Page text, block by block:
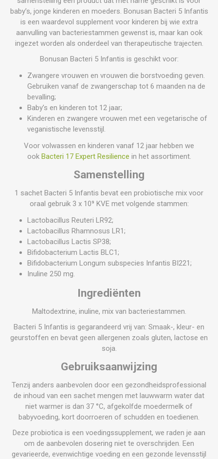
baby’s, jonge kinderen en moeders. Bonusan Bacteri 5 Infantis
is een waardevol supplement voor kinderen bij wie extra
aanvulling van bacteriestammen gewenst is, maar kan ook
ingezet worden als onderdeel van therapeutische trajecten.
Bonusan Bacteri 5 Infantis is geschikt voor:
Zwangere vrouwen en vrouwen die borstvoeding geven.
Gebruiken vanaf de zwangerschap tot 6 maanden na de
bevalling;
Baby’s en kinderen tot 12 jaar;
Kinderen en zwangere vrouwen met een vegetarische of
veganistische levensstijl.
Voor volwassen en kinderen vanaf 12 jaar hebben we
ook Bacteri 17 Expert Resilience in het assortiment.
Samenstelling
1 sachet Bacteri 5 Infantis bevat een probiotische mix voor
oraal gebruik 3 x 10⁹ KVE met volgende stammen:
Lactobacillus Reuteri LR92;
Lactobacillus Rhamnosus LR1;
Lactobacillus Lactis SP38;
Bifidobacterium Lactis BLC1;
Bifidobacterium Longum subspecies Infantis BI221;
Inuline 250 mg.
Ingrediënten
Maltodextrine, inuline, mix van bacteriestammen.
Bacteri 5 Infantis is gegarandeerd vrij van: Smaak-, kleur- en
geurstoffen en bevat geen allergenen zoals gluten, lactose en
soja.
Gebruiksaanwijzing
Tenzij anders aanbevolen door een gezondheidsprofessional
de inhoud van een sachet mengen met lauwwarm water dat
niet warmer is dan 37 °C, afgekolfde moedermelk of
babyvoeding, kort doorroeren of schudden en toedienen.
Deze probiotica is een voedingssupplement, we raden je aan
om de aanbevolen dosering niet te overschrijden. Een
gevarieerde, evenwichtige voeding en een gezonde levensstijl